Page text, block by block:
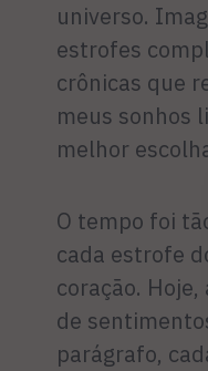
universo.
estrofes
crônicas que
meus sonhos
melhor
O tempo foi
cada estrofe
coração.
de
parágrafo,